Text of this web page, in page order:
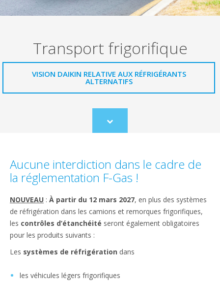
Transport frigorifique
VISION DAIKIN RELATIVE AUX RÉFRIGÉRANTS
ALTERNATIFS
Scroll
to
Aucune interdiction dans le cadre de
la réglementation F-Gas !
NOUVEAU : À partir du 12 mars 2027, en plus des systèmes
de réfrigération dans les camions et remorques frigorifiques,
les contrôles d’étanchéité seront également obligatoires
pour les produits suivants :
Les systèmes de réfrigération dans
les véhicules légers frigorifiques